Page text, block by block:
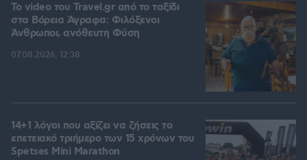
To video του Travel.gr από το ταξίδι
στα Βόρεια Άγραφα: Φιλόξενοι
Άνθρωποι, ανόθευτη Φύση
07.08.2026, 12:38
14+1 λόγοι που αξίζει να ζήσεις το
επετειακό τριήμερο των 15 χρόνων του
Spetses Mini Marathon